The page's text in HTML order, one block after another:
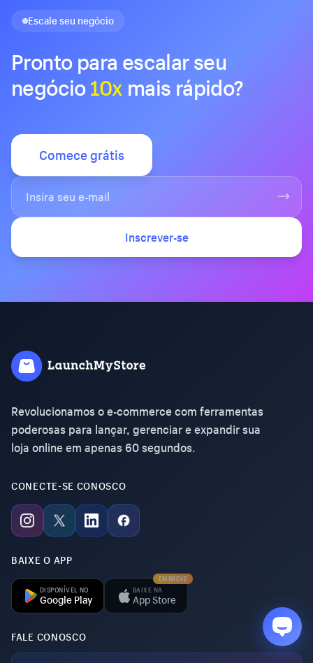
Escale seu negócio
Pronto para escalar seu
negócio10x mais rápido?
Comece grátis
Inscrever-se
Revolucionamos o e-commerce com ferramentas
poderosas para lançar, gerenciar e expandir sua
loja online em apenas 60 segundos.
CONECTE-SE CONOSCO
BAIXE O APP
DISPONÍVEL NO
Google Play
BAIXE NA
App Store
EM BREVE
FALE CONOSCO